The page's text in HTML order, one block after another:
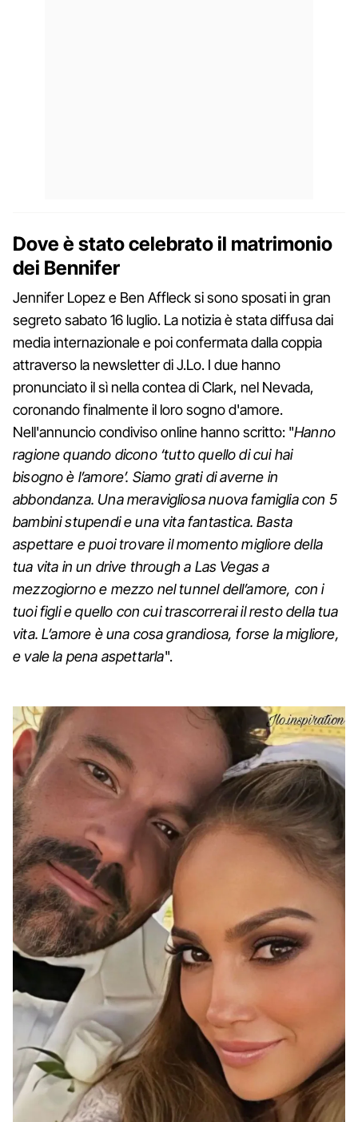
Dove è stato celebrato il matrimonio
dei Bennifer
Jennifer Lopez e Ben Affleck si sono sposati in gran
segreto sabato 16 luglio. La notizia è stata diffusa dai
media internazionale e poi confermata dalla coppia
attraverso la newsletter di J.Lo. I due hanno
pronunciato il sì nella contea di Clark, nel Nevada,
coronando finalmente il loro sogno d'amore.
Nell'annuncio condiviso online hanno scritto: "Hanno
ragione quando dicono ‘tutto quello di cui hai
bisogno è l’amore’. Siamo grati di averne in
abbondanza. Una meravigliosa nuova famiglia con 5
bambini stupendi e una vita fantastica. Basta
aspettare e puoi trovare il momento migliore della
tua vita in un drive through a Las Vegas a
mezzogiorno e mezzo nel tunnel dell’amore, con i
tuoi figli e quello con cui trascorrerai il resto della tua
vita. L’amore è una cosa grandiosa, forse la migliore,
e vale la pena aspettarla".